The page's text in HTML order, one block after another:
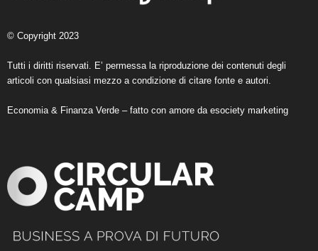
© Copyright 2023
Tutti i diritti riservati. E’ permessa la riproduzione dei contenuti degli
articoli con qualsiasi mezzo a condizione di citare fonte e autori.
Economia & Finanza Verde – fatto con amore da esociety marketing